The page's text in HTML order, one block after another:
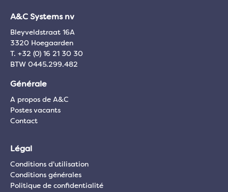
A&C Systems nv
Bleyveldstraat 16A
3320 Hoegaarden
T. +32 (0) 16 21 30 30
BTW 0445.299.482
Générale
A propos de A&C
Postes vacants
Contact
Légal
Conditions d'utilisation
Conditions générales
Politique de confidentialité